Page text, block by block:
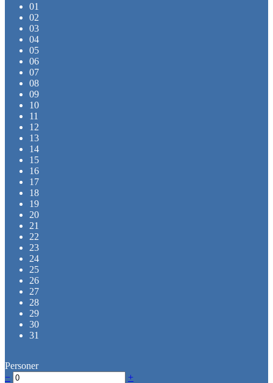
01
02
03
04
05
06
07
08
09
10
11
12
13
14
15
16
17
18
19
20
21
22
23
24
25
26
27
28
29
30
31
Personer
−
+